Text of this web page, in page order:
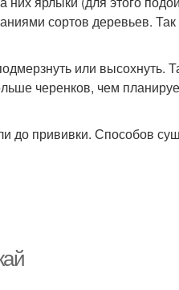
сортов деревьев.
или высохнуть.
черенков, чем
до прививки. Способов